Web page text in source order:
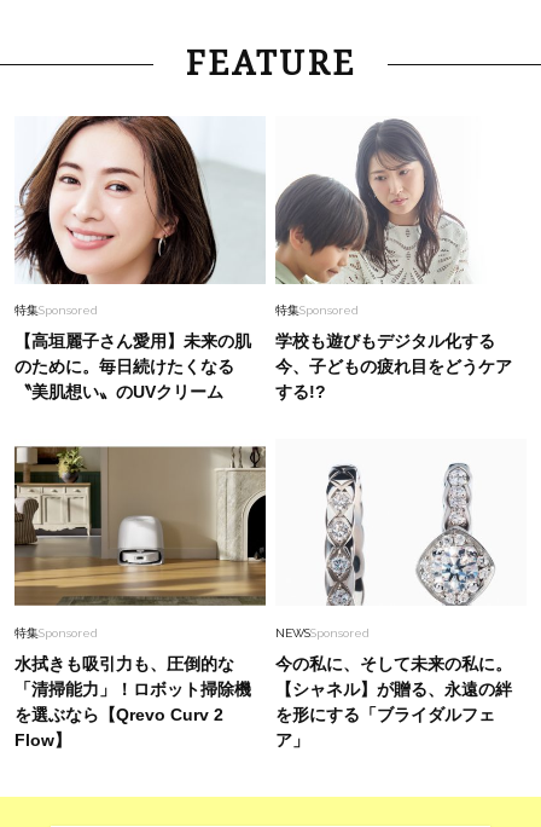
FEATURE
特集Sponsored
【高垣麗子さん愛用】未来の肌
のために。毎日続けたくなる
〝美肌想い〟のUVクリーム
特集Sponsored
学校も遊びもデジタル化する
今、子どもの疲れ目をどうケア
する!?
特集Sponsored
水拭きも吸引力も、圧倒的な
「清掃能力」！ロボット掃除機
を選ぶなら【Qrevo Curv 2
Flow】
NEWSSponsored
今の私に、そして未来の私に。
【シャネル】が贈る、永遠の絆
を形にする「ブライダルフェ
ア」